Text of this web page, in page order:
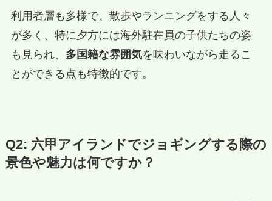
利用者層も多様で、散歩やランニングをする人々
が多く、特に夕方には海外駐在員の子供たちの姿
も見られ、 多国籍な雰囲気を味わいながら走るこ
とができる点も特徴的です。
Q2: 六甲アイランドでジョギングする際の
景色や魅力は何ですか？